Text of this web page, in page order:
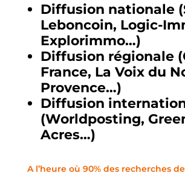
Diffusion nationale
Leboncoin, Logic-
Explorimmo…)
Diffusion régionale
France, La Voix du
Provence…)
Diffusion
(Worldposting,
Acres…)
A l’heure où 90% des recherches